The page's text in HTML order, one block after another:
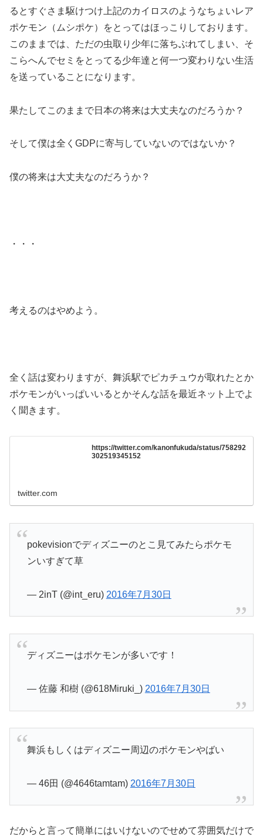
るとすぐさま駆けつけ上記のカイロスのようなちょいレア
ポケモン（ムシポケ）をとってはほっこりしております。
このままでは、ただの虫取り少年に落ちぶれてしまい、そ
こらへんでセミをとってる少年達と何一つ変わりない生活
を送っていることになります。
果たしてこのままで日本の将来は大丈夫なのだろうか？
そして僕は全くGDPに寄与していないのではないか？
僕の将来は大丈夫なのだろうか？
・・・
考えるのはやめよう。
全く話は変わりますが、舞浜駅でピカチュウが取れたとか
ポケモンがいっぱいいるとかそんな話を最近ネット上でよ
く聞きます。
https://twitter.com/kanonfukuda/status/758292
302519345152
twitter.com
pokevisionでディズニーのとこ見てみたらポケモ
ンいすぎて草
— 2inT (@int_eru) 2016年7月30日
ディズニーはポケモンが多いです！
— 佐藤 和樹 (@618Miruki_) 2016年7月30日
舞浜もしくはディズニー周辺のポケモンやばい
— 46田 (@4646tamtam) 2016年7月30日
だからと言って簡単にはいけないのでせめて雰囲気だけで